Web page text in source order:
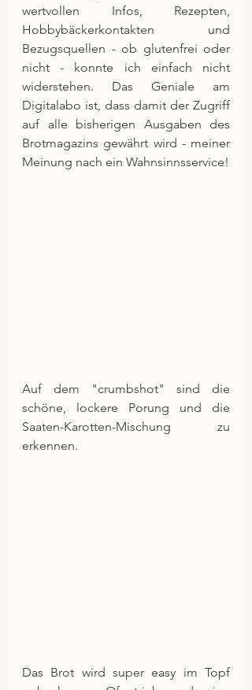
wertvollen Infos, Rezepten,
Hobbybäckerkontakten und
Bezugsquellen - ob glutenfrei oder
nicht - konnte ich einfach nicht
widerstehen. Das Geniale am
Digitalabo ist, dass damit der Zugriff
auf alle bisherigen Ausgaben des
Brotmagazins gewährt wird - meiner
Meinung nach ein Wahnsinnsservice!
Auf dem "crumbshot" sind die
schöne, lockere Porung und die
Saaten-Karotten-Mischung zu
erkennen.
Das Brot wird super easy im Topf